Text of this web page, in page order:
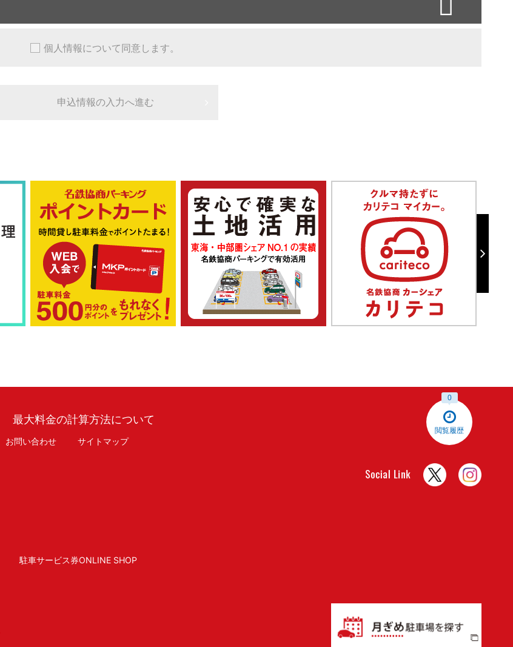
個人情報について同意します。
閲覧履歴
0
最大料金の計算方法について
お問い合わせ サイトマップ
駐車サービス券ONLINE SHOP